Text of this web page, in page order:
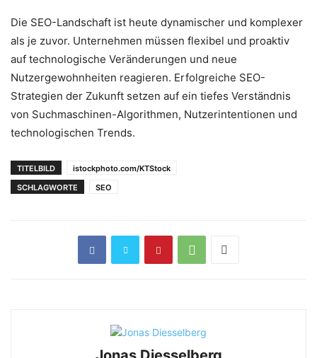
Die SEO-Landschaft ist heute dynamischer und komplexer
als je zuvor. Unternehmen müssen flexibel und proaktiv
auf technologische Veränderungen und neue
Nutzergewohnheiten reagieren. Erfolgreiche SEO-
Strategien der Zukunft setzen auf ein tiefes Verständnis
von Suchmaschinen-Algorithmen, Nutzerintentionen und
technologischen Trends.
TITELBILD
istockphoto.com/KTStock
SCHLAGWORTE
SEO